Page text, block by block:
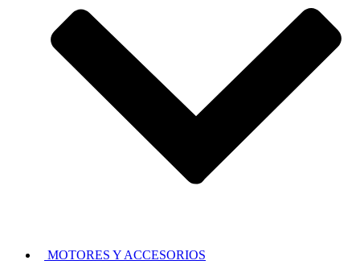
MOTORES Y ACCESORIOS